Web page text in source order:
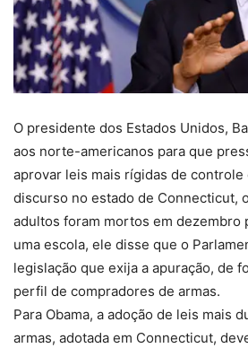
O presidente dos Estados Unidos,
aos norte-americanos para que
aprovar leis mais rígidas de controle
discurso no estado de Connecticut,
adultos foram mortos em dezembro
uma escola, ele disse que o
legislação que exija a apuração, de
perfil de compradores de armas.
Para Obama, a adoção de leis mais
armas, adotada em Connecticut,